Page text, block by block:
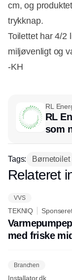
cm, og
trykknap.
Toilettet har 4/2
miljøvenligt og
-KH
RL
RL
som
afsæt
Tags: Børnetoilet
Relateret
VVS
TEKNIQ
med friske
Branchen
Installator.dk